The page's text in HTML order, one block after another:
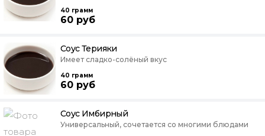
40 грамм
60 руб
Соус Терияки
Имеет сладко-солёный вкус
40 грамм
60 руб
Соус Имбирный
Универсальный, сочетается со многими блюдами